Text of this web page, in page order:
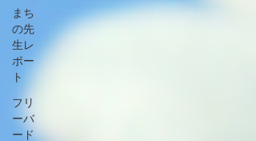
まち
の先
生レ
ポー
ト
フリ
ーバ
ード